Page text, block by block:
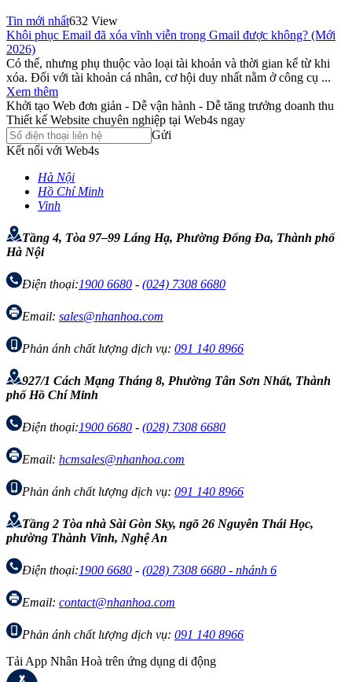
Tin mới nhất632 View
Khôi phục Email đã xóa vĩnh viễn trong Gmail được không? (Mới
2026)
Có thể, nhưng phụ thuộc vào loại tài khoản và thời gian kể từ khi
xóa. Đối với tài khoản cá nhân, cơ hội duy nhất nằm ở công cụ ...
Xem thêm
Khởi tạo Web đơn giản - Dễ vận hành - Dễ tăng trưởng doanh thu
Thiết kế Website chuyên nghiệp tại Web4s ngay
Gửi
Kết nối với Web4s
Hà Nội
Hồ Chí Minh
Vinh
Tầng 4, Tòa 97–99 Láng Hạ, Phường Đống Đa, Thành phố
Hà Nội
Điện thoại:1900 6680 - (024) 7308 6680
Email: sales@nhanhoa.com
Phản ánh chất lượng dịch vụ: 091 140 8966
927/1 Cách Mạng Tháng 8, Phường Tân Sơn Nhất, Thành
phố Hồ Chí Minh
Điện thoại:1900 6680 - (028) 7308 6680
Email: hcmsales@nhanhoa.com
Phản ánh chất lượng dịch vụ: 091 140 8966
Tầng 2 Tòa nhà Sài Gòn Sky, ngõ 26 Nguyễn Thái Học,
phường Thành Vinh, Nghệ An
Điện thoại:1900 6680 - (028) 7308 6680 - nhánh 6
Email: contact@nhanhoa.com
Phản ánh chất lượng dịch vụ: 091 140 8966
Tải App Nhân Hoà trên ứng dụng di động